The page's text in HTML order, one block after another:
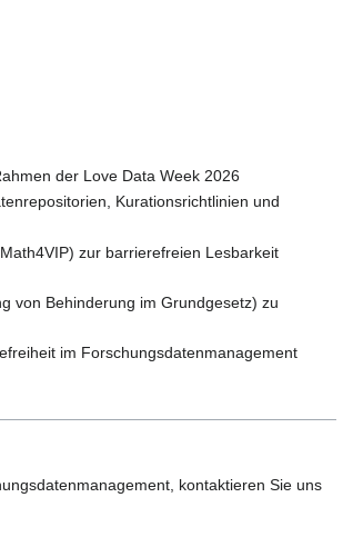
der Love Data Week 2026
Kurationsrichtlinien und
zur barrierefreien Lesbarkeit
von Behinderung im Grundgesetz) zu
im Forschungsdatenmanagement
kontaktieren Sie uns